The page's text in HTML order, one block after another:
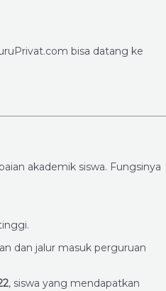
bisa datang ke
akademik siswa. Fungsinya
dan jalur masuk perguruan
, siswa yang mendapatkan